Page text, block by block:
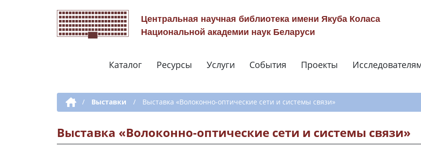
Центральная научная библиотека имени Якуба Коласа
Национальной академии наук Беларуси
Навигация по
Каталог Ресурсы Услуги События Проекты
Дополнительная навигация
/ Выставки / Выставка «Волоконно-оптические сети и системы связи»
Выставка «Волоконно-оптические сети и системы связи»